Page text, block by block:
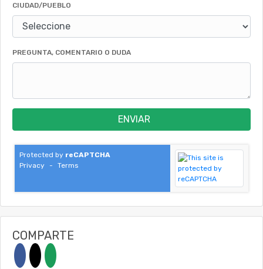
CIUDAD/PUEBLO
PREGUNTA, COMENTARIO O DUDA
ENVIAR
Protected by reCAPTCHA
Privacy
- Terms
COMPARTE